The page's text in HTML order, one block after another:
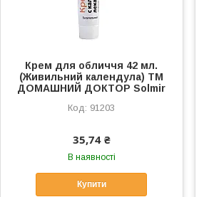
Крем для обличчя 42 мл.
(Живильний календула) ТМ
ДОМАШНИЙ ДОКТОР Solmir
91203
35,74 ₴
В наявності
Купити